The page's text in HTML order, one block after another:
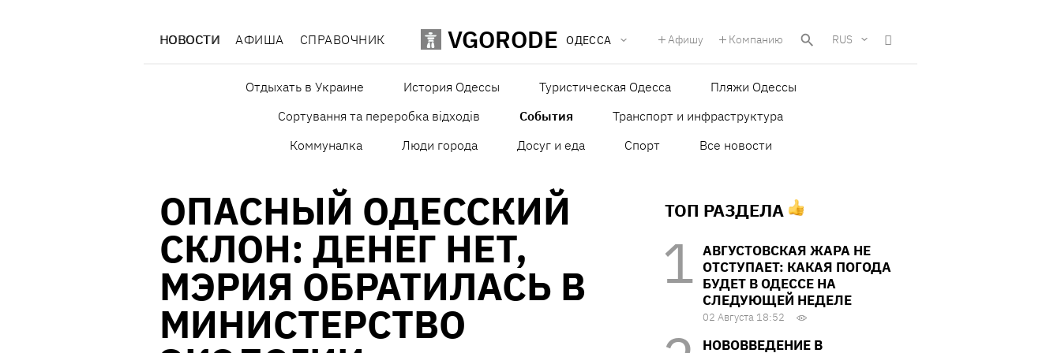
НОВОСТИ АФИША СПРАВОЧНИК VGORODE ОДЕССА Афишу Компанию RUS
Отдыхать в Украине История Одессы Туристическая Одесса
Пляжи Одессы
Сортування та переробка відходів
События
Транспорт и инфраструктура
Коммуналка
Люди города Досуг и еда Спорт Все новости
ОПАСНЫЙ ОДЕССКИЙ
СКЛОН: ДЕНЕГ НЕТ,
МЭРИЯ ОБРАТИЛАСЬ В
МИНИСТЕРСТВО
ТОП РАЗДЕЛА
АВГУСТОВСКАЯ ЖАРА НЕ
ОТСТУПАЕТ: КАКАЯ ПОГОДА
БУДЕТ В ОДЕССЕ НА
СЛЕДУЮЩЕЙ НЕДЕЛЕ
02 Августа 18:52
НОВОВВЕДЕНИЕ В